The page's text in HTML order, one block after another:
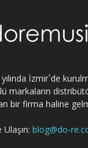
İzmir`de
markaların
bir firma haline
Ulaşın: blog@do-